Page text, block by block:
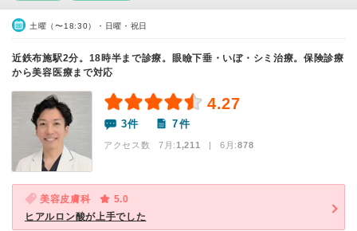
土曜（〜18:30）・日曜・祝日
近鉄布施駅2分。18時半まで診療。眼瞼下垂・いぼ・シミ治療。保険診療
から美容医療まで対応
4.27
3件 7件
アクセス数 7月:1,211 | 6月:878
美容皮膚科
5.0
ヒアルロン酸が上手でした